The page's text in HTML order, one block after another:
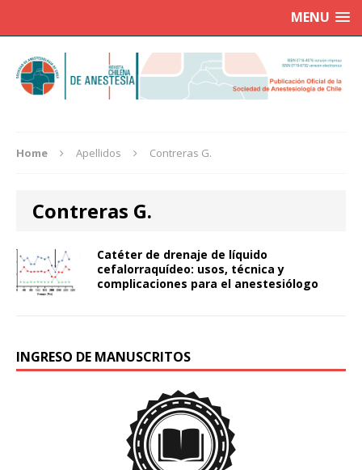
MENU
Home Apellidos Contreras G.
Contreras G.
Catéter de drenaje de líquido
cefalorraquídeo: usos, técnica y
complicaciones para el anestesiólogo
INGRESO DE MANUSCRITOS